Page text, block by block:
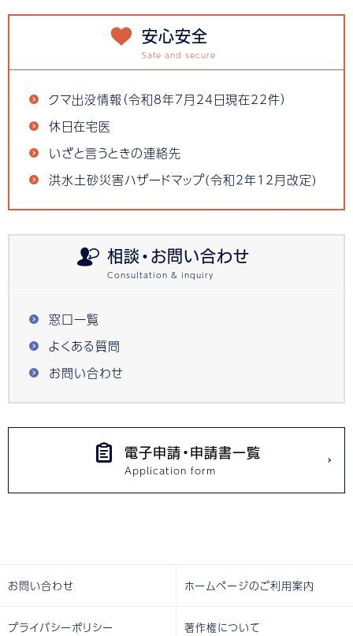
安心安全
クマ出没情報（令和8年7月24日現在22件）
休日在宅医
いざと言うときの連絡先
洪水土砂災害ハザードマップ(令和2年12月改定)
相談・お問い合わせ
窓口一覧
よくある質問
お問い合わせ
電子申請・申請書一覧
お問い合わせ ホームページのご利用案内
プライバシーポリシー 著作権について